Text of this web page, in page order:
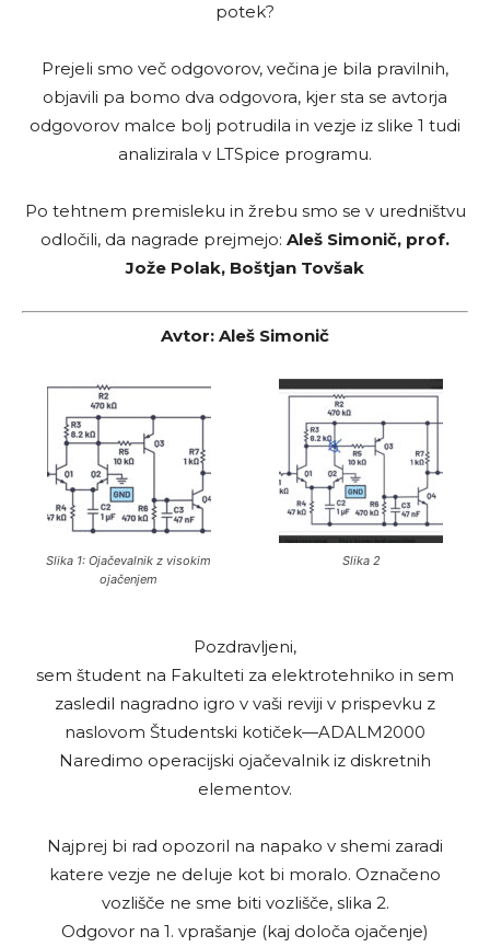
potek?
Prejeli smo več odgovorov, večina je bila pravilnih,
objavili pa bomo dva odgovora, kjer sta se avtorja
odgovorov malce bolj potrudila in vezje iz slike 1 tudi
analizirala v LTSpice programu.
Po tehtnem premisleku in žrebu smo se v uredništvu
odločili, da nagrade prejmejo: Aleš Simonič, prof.
Jože Polak, Boštjan Tovšak
Avtor: Aleš Simonič
Slika 1: Ojačevalnik z visokim
ojačenjem
Slika 2
Pozdravljeni,
sem študent na Fakulteti za elektrotehniko in sem
zasledil nagradno igro v vaši reviji v prispevku z
naslovom Študentski kotiček—ADALM2000
Naredimo operacijski ojačevalnik iz diskretnih
elementov.
Najprej bi rad opozoril na napako v shemi zaradi
katere vezje ne deluje kot bi moralo. Označeno
vozlišče ne sme biti vozlišče, slika 2.
Odgovor na 1. vprašanje (kaj določa ojačenje)